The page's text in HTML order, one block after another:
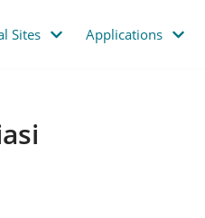
Sites Applications